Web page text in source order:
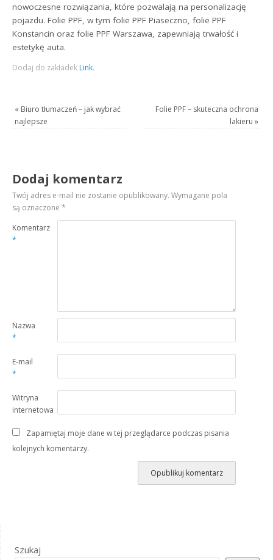
nowoczesne rozwiązania, które pozwalają na personalizację
pojazdu. Folie PPF, w tym folie PPF Piaseczno, folie PPF
Konstancin oraz folie PPF Warszawa, zapewniają trwałość i
estetykę auta.
Dodaj do zakładek Link.
« Biuro tłumaczeń – jak wybrać
najlepsze
Folie PPF – skuteczna ochrona
lakieru »
Dodaj komentarz
Twój adres e-mail nie zostanie opublikowany. Wymagane pola
są oznaczone*
Komentarz
*
Nazwa
*
E-mail
*
Witryna
internetowa
Zapamiętaj moje dane w tej przeglądarce podczas pisania
kolejnych komentarzy.
Szukaj